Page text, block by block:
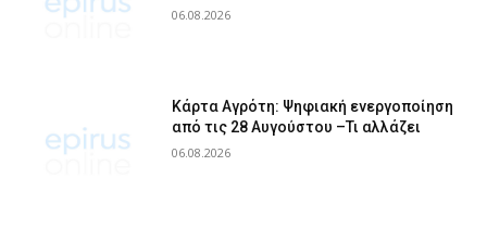
06.08.2026
Κάρτα Αγρότη: Ψηφιακή ενεργοποίηση
από τις 28 Αυγούστου –Τι αλλάζει
06.08.2026